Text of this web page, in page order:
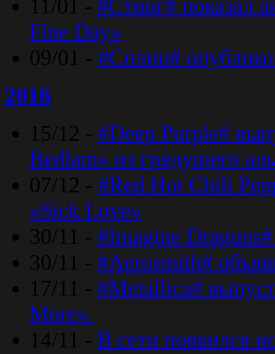
11/01 - #Стинг# показал
Fine Day»
09/01 - #Сплин#
2016
15/12 - #Deep Purple#
Bedlam» из грядущего
07/12 - #Red Hot Chili
«Sick Love»
30/11 - #Imagine
30/11 - #Aerosmith#
17/11 - #Metallica#
More».
14/11 - В сети появился